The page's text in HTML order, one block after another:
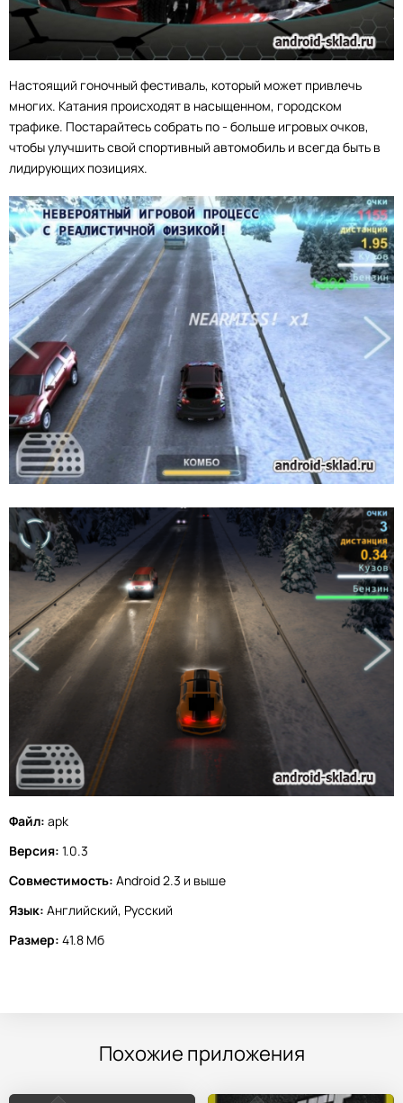
Настоящий гоночный фестиваль, который может привлечь
многих. Катания происходят в насыщенном, городском
трафике. Постарайтесь собрать по - больше игровых очков,
чтобы улучшить свой спортивный автомобиль и всегда быть в
лидирующих позициях.
Файл: apk
Версия: 1.0.3
Совместимость: Android 2.3 и выше
Язык: Английский, Русский
Размер: 41.8 Мб
Похожие приложения